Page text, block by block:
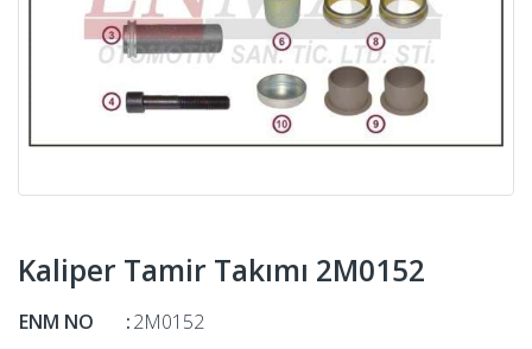
Kaliper Tamir Takımı 2M0152
ENM NO :2M0152